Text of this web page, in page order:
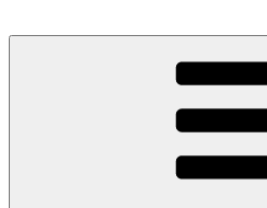
Wo die (Country-) Musik